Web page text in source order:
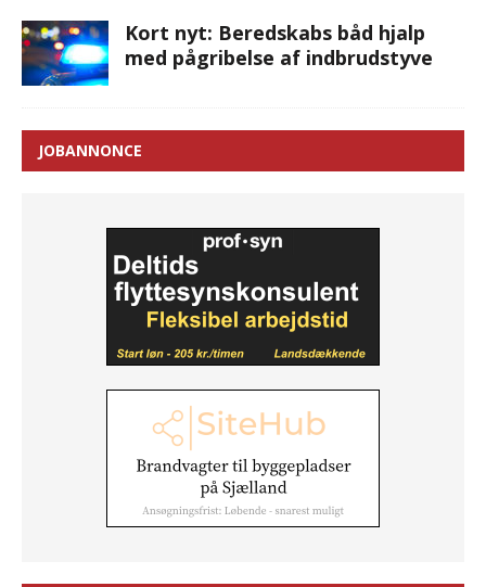
Kort nyt: Beredskabs båd hjalp
med pågribelse af indbrudstyve
JOBANNONCE